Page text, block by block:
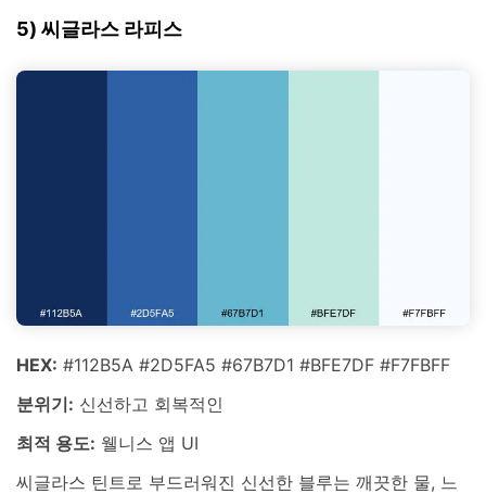
5) 씨글라스 라피스
HEX: #112B5A #2D5FA5 #67B7D1 #BFE7DF #F7FBFF
분위기: 신선하고 회복적인
최적 용도: 웰니스 앱 UI
씨글라스 틴트로 부드러워진 신선한 블루는 깨끗한 물, 느